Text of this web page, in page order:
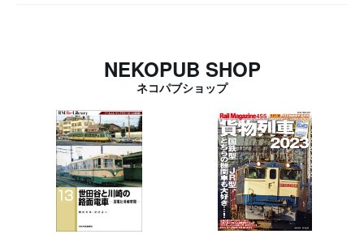
NEKOPUB SHOP
ネコパブショップ